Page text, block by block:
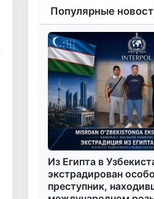
Популярные
Из Египта в
экстрадирован
преступник,